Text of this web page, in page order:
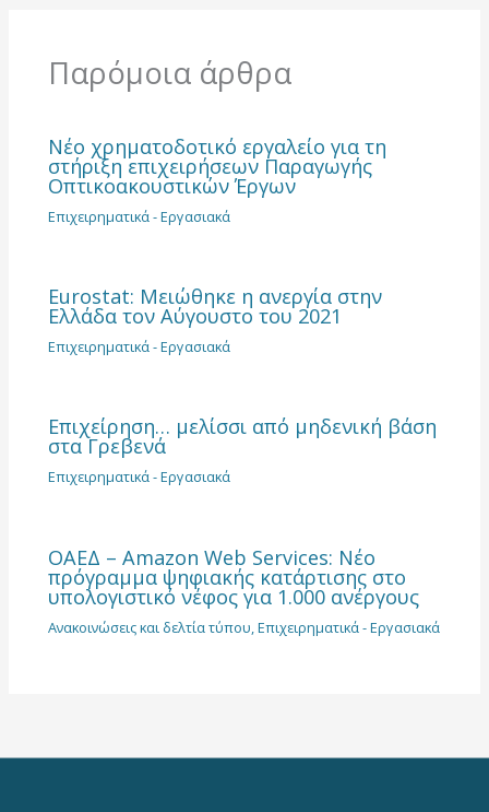
Παρόμοια άρθρα
Νέο χρηματοδοτικό εργαλείο για τη
στήριξη επιχειρήσεων Παραγωγής
Οπτικοακουστικών Έργων
Επιχειρηματικά - Εργασιακά
Eurostat: Μειώθηκε η ανεργία στην
Ελλάδα τον Αύγουστο του 2021
Επιχειρηματικά - Εργασιακά
Επιχείρηση… μελίσσι από μηδενική βάση
στα Γρεβενά
Επιχειρηματικά - Εργασιακά
ΟΑΕΔ – Amazon Web Services: Νέο
πρόγραμμα ψηφιακής κατάρτισης στο
υπολογιστικό νέφος για 1.000 ανέργους
Ανακοινώσεις και δελτία τύπου,Επιχειρηματικά - Εργασιακά